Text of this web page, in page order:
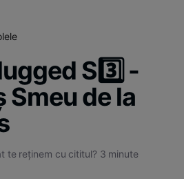
S3️⃣ -
Smeu de la
te reținem cu cititul? 3 minute